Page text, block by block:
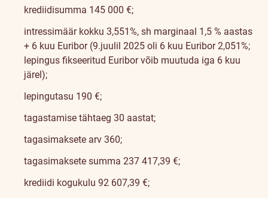
krediidisumma 145 000 €;
intressimäär kokku 3,551%, sh marginaal 1,5 % aastas
+ 6 kuu Euribor (9.juulil 2025 oli 6 kuu Euribor 2,051%;
lepingus fikseeritud Euribor võib muutuda iga 6 kuu
järel);
lepingutasu 190 €;
tagastamise tähtaeg 30 aastat;
tagasimaksete arv 360;
tagasimaksete summa 237 417,39 €;
krediidi kogukulu 92 607,39 €;